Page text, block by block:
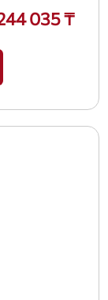
035 ₸